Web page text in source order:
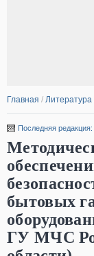
Главная / Литература
Последняя
бытовых
ГУ МЧС